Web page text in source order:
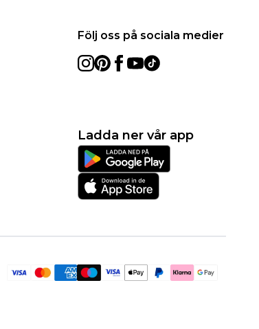
Följ oss på sociala medier
Ladda ner vår app